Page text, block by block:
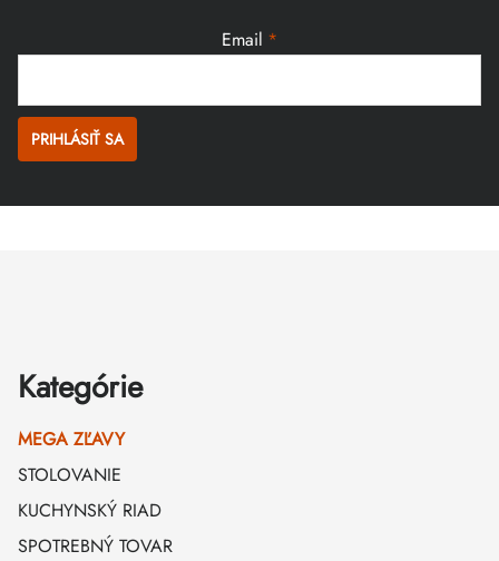
Email
PRIHLÁSIŤ SA
Kategórie
MEGA ZĽAVY
STOLOVANIE
KUCHYNSKÝ RIAD
SPOTREBNÝ TOVAR